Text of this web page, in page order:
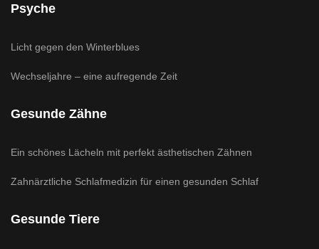
Psyche
Licht gegen den Winterblues
Wechseljahre – eine aufregende Zeit
Gesunde Zähne
Ein schönes Lächeln mit perfekt ästhetischen Zähnen
Zahnärztliche Schlafmedizin für einen gesunden Schlaf
Gesunde Tiere